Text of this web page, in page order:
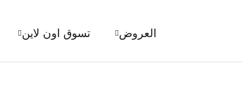
العروض تسوق اون لاين